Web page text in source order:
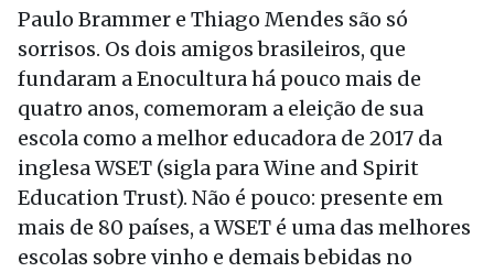
Paulo Brammer e Thiago Mendes são só
sorrisos. Os dois amigos brasileiros, que
fundaram a Enocultura há pouco mais de
quatro anos, comemoram a eleição de sua
escola como a melhor educadora de 2017 da
inglesa WSET (sigla para Wine and Spirit
Education Trust). Não é pouco: presente em
mais de 80 países, a WSET é uma das melhores
escolas sobre vinho e demais bebidas no